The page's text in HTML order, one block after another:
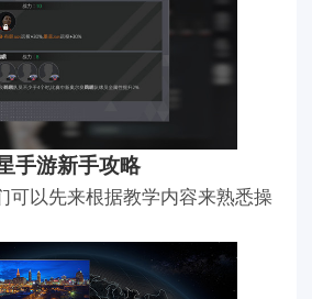
手游新手攻略
可以先来根据教学内容来熟悉操